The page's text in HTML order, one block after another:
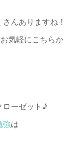
んありますね！
気軽にこちらか
ローゼット♪
強は